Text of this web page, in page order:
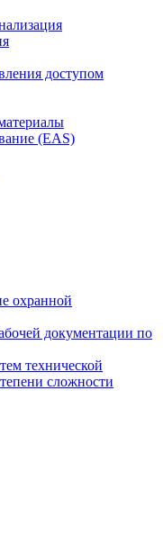
доступом
(EAS)
охранной
документации по
технической
сложности